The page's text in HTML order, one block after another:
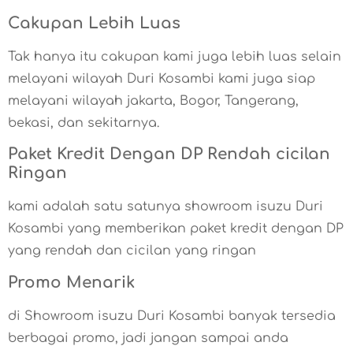
Cakupan Lebih Luas
Tak hanya itu cakupan kami juga lebih luas selain
melayani wilayah Duri Kosambi kami juga siap
melayani wilayah jakarta, Bogor, Tangerang,
bekasi, dan sekitarnya.
Paket Kredit Dengan DP Rendah cicilan
Ringan
kami adalah satu satunya showroom isuzu Duri
Kosambi yang memberikan paket kredit dengan DP
yang rendah dan cicilan yang ringan
Promo Menarik
di Showroom isuzu Duri Kosambi banyak tersedia
berbagai promo, jadi jangan sampai anda